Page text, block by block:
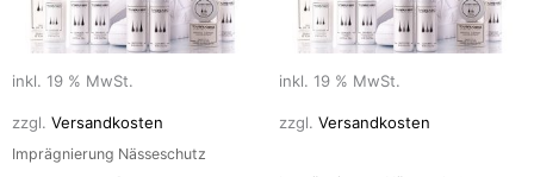
inkl. 19 % MwSt.
zzgl. Versandkosten
Imprägnierung Nässeschutz
inkl. 19 % MwSt.
zzgl. Versandkosten